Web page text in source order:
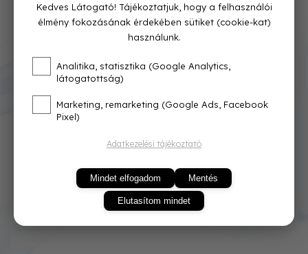
Azonnal raktárról
84 500 Ft
KOSÁRBA
Kedves Látogató! Tájékoztatjuk, hogy a felhasználói
élmény fokozásának érdekében sütiket (cookie-kat)
használunk.
Analitika, statisztika (Google Analytics,
látogatottság)
Marketing, remarketing (Google Ads, Facebook
Pixel)
Adatkezelési tájékoztató
Mindet elfogadom Mentés
Elutasítom mindet